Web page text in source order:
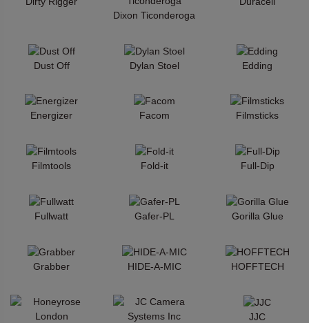
Dixon Ticonderoga
Dust Off Dylan Stoel Edding
Energizer Facom Filmsticks
Filmtools Fold-it Full-Dip
Fullwatt Gafer-PL Gorilla Glue
Grabber HIDE-A-MIC HOFFTECH
JJC